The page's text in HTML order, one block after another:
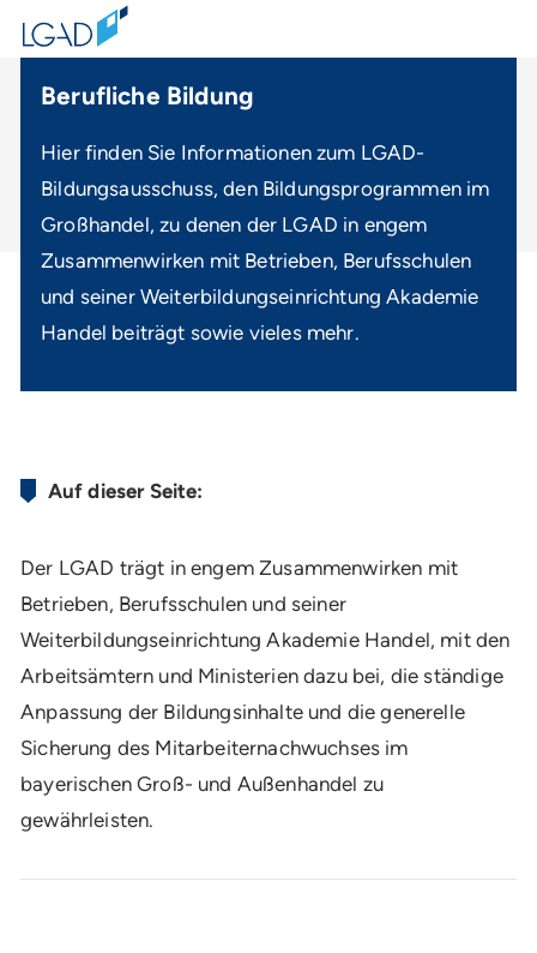
Berufliche Bildung
Hier finden Sie Informationen zum LGAD-
Bildungsausschuss, den Bildungsprogrammen im
Großhandel, zu denen der LGAD in engem
Zusammenwirken mit Betrieben, Berufsschulen
und seiner Weiterbildungseinrichtung Akademie
Handel beiträgt sowie vieles mehr.
Auf dieser Seite:
Der LGAD trägt in engem Zusammenwirken mit
Betrieben, Berufsschulen und seiner
Weiterbildungseinrichtung Akademie Handel, mit den
Arbeitsämtern und Ministerien dazu bei, die ständige
Anpassung der Bildungsinhalte und die generelle
Sicherung des Mitarbeiternachwuchses im
bayerischen Groß- und Außenhandel zu
gewährleisten.